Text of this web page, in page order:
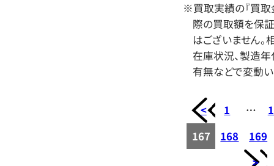
※買取実績の『買取
際の買取額を保
はございません。
在庫状況、製造年
有無などで変動い
< 1 …
167
168
169
>